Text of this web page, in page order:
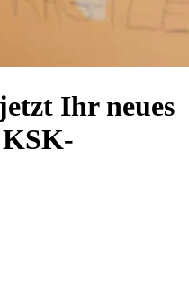
Ihr neues